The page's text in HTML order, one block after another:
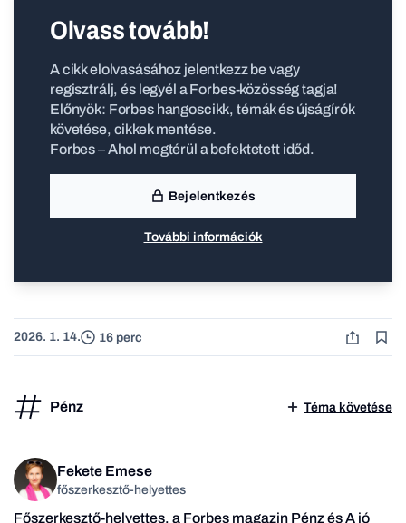
Olvass tovább!
A cikk elolvasásához jelentkezz be vagy
regisztrálj, és legyél a Forbes-közösség tagja!
Előnyök: Forbes hangoscikk, témák és újságírók
követése, cikkek mentése.
Forbes – Ahol megtérül a befektetett időd.
Bejelentkezés
További információk
2026. 1. 14. 16 perc
Pénz Téma követése
Fekete Emese
főszerkesztő-helyettes
Főszerkesztő-helyettes, a Forbes magazin Pénz és A jó